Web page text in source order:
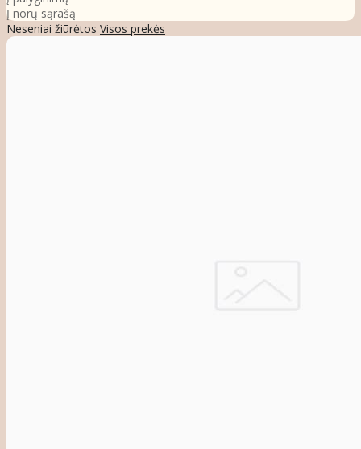
Į norų sąrašą
Neseniai žiūrėtos Visos prekės